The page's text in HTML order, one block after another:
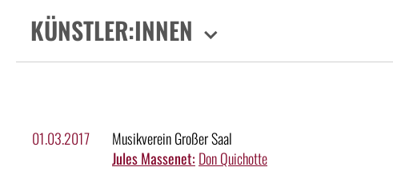
KÜNSTLER:INNEN
01.03.2017
Musikverein Großer Saal
Jules Massenet: Don Quichotte